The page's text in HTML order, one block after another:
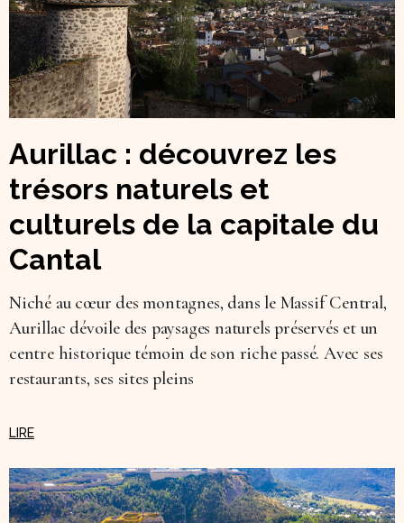
Aurillac : découvrez les
trésors naturels et
culturels de la capitale du
Cantal
Niché au cœur des montagnes, dans le Massif Central,
Aurillac dévoile des paysages naturels préservés et un
centre historique témoin de son riche passé. Avec ses
restaurants, ses sites pleins